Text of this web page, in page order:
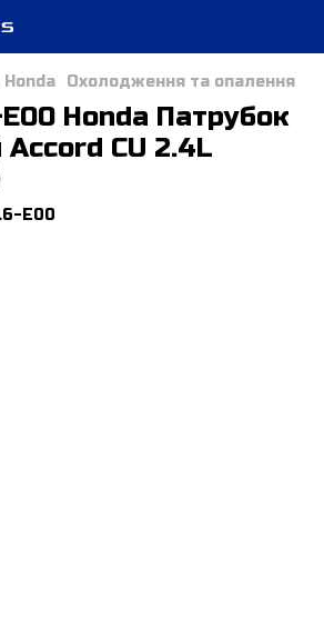
Охолодження та опалення
Honda Патрубок
Accord CU 2.4L
E00